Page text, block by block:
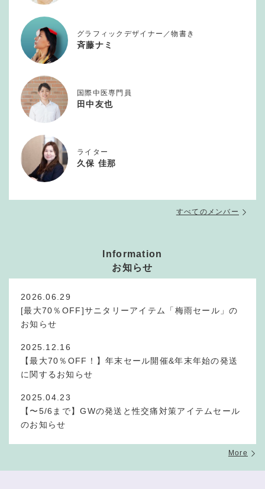
グラフィックデザイナー／物書き
斉藤ナミ
国際中医専門員
田中友也
ライター
久保 佳那
すべてのメンバー
Information
お知らせ
2026.06.29
[最大70％OFF]サニタリーアイテム「梅雨セール」の
お知らせ
2025.12.16
【最大70％OFF！】年末セール開催&年末年始の発送
に関するお知らせ
2025.04.23
【〜5/6まで】GWの発送と性交痛対策アイテムセール
のお知らせ
More